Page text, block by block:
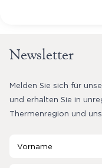
Newsletter
Melden Sie sich für
und erhalten Sie in
Thermenregion und